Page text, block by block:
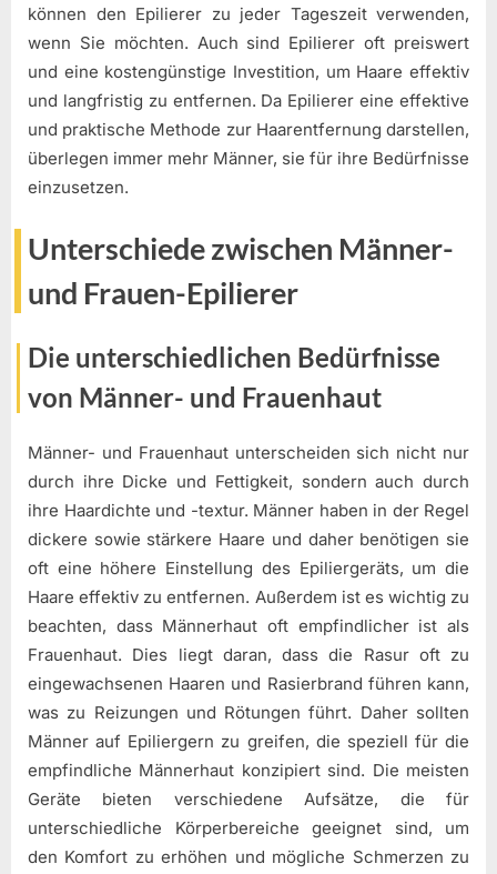
können den Epilierer zu jeder Tageszeit verwenden,
wenn Sie möchten. Auch sind Epilierer oft preiswert
und eine kostengünstige Investition, um Haare effektiv
und langfristig zu entfernen. Da Epilierer eine effektive
und praktische Methode zur Haarentfernung darstellen,
überlegen immer mehr Männer, sie für ihre Bedürfnisse
einzusetzen.
Unterschiede zwischen Männer-
und Frauen-Epilierer
Die unterschiedlichen Bedürfnisse
von Männer- und Frauenhaut
Männer- und Frauenhaut unterscheiden sich nicht nur
durch ihre Dicke und Fettigkeit, sondern auch durch
ihre Haardichte und -textur. Männer haben in der Regel
dickere sowie stärkere Haare und daher benötigen sie
oft eine höhere Einstellung des Epiliergeräts, um die
Haare effektiv zu entfernen. Außerdem ist es wichtig zu
beachten, dass Männerhaut oft empfindlicher ist als
Frauenhaut. Dies liegt daran, dass die Rasur oft zu
eingewachsenen Haaren und Rasierbrand führen kann,
was zu Reizungen und Rötungen führt. Daher sollten
Männer auf Epiliergern zu greifen, die speziell für die
empfindliche Männerhaut konzipiert sind. Die meisten
Geräte bieten verschiedene Aufsätze, die für
unterschiedliche Körperbereiche geeignet sind, um
den Komfort zu erhöhen und mögliche Schmerzen zu